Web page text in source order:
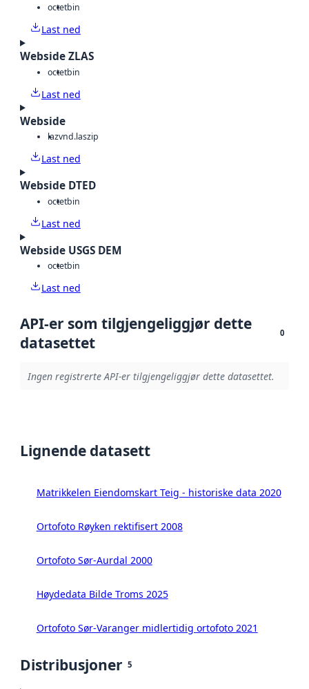
octetbin
Last ned
Webside ZLAS
octetbin
Last ned
Webside
lazvnd.laszip
Last ned
Webside DTED
octetbin
Last ned
Webside USGS DEM
octetbin
Last ned
API-er som tilgjengeliggjør dette
datasettet
0
Ingen registrerte API-er tilgjengeliggjør dette datasettet.
Lignende datasett
Matrikkelen Eiendomskart Teig - historiske data 2020
Ortofoto Røyken rektifisert 2008
Ortofoto Sør-Aurdal 2000
Høydedata Bilde Troms 2025
Ortofoto Sør-Varanger midlertidig ortofoto 2021
Distribusjoner 5